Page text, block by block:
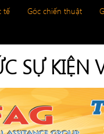
tế Góc chiến thuật
SỰ KIỆN